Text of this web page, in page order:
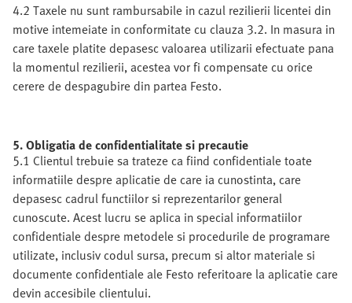
4.2 Taxele nu sunt rambursabile in cazul rezilierii licentei din
motive intemeiate in conformitate cu clauza 3.2. In masura in
care taxele platite depasesc valoarea utilizarii efectuate pana
la momentul rezilierii, acestea vor fi compensate cu orice
cerere de despagubire din partea Festo.
5. Obligatia de confidentialitate si precautie
5.1 Clientul trebuie sa trateze ca fiind confidentiale toate
informatiile despre aplicatie de care ia cunostinta, care
depasesc cadrul functiilor si reprezentarilor general
cunoscute. Acest lucru se aplica in special informatiilor
confidentiale despre metodele si procedurile de programare
utilizate, inclusiv codul sursa, precum si altor materiale si
documente confidentiale ale Festo referitoare la aplicatie care
devin accesibile clientului.